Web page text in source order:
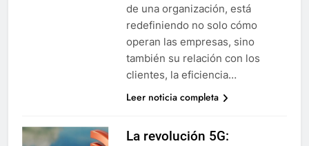
de una organización, está
redefiniendo no solo cómo
operan las empresas, sino
también su relación con los
clientes, la eficiencia…
Leer noticia completa
La revolución 5G: